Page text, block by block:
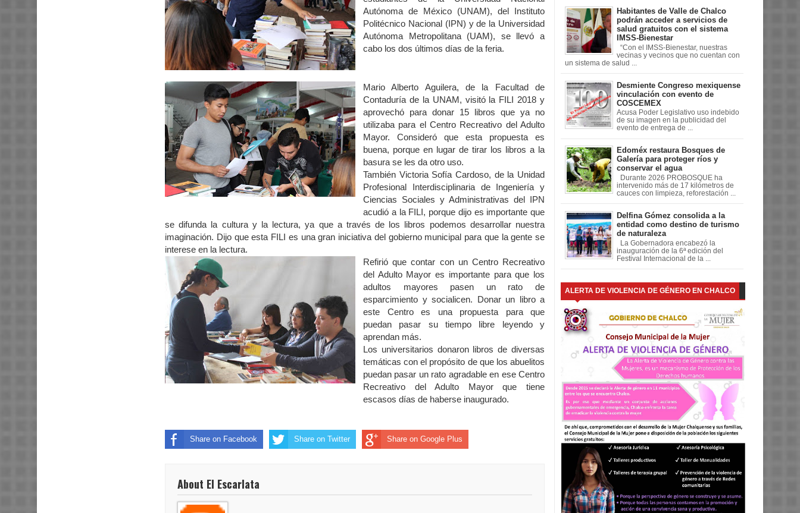
Autónoma de México (UNAM), del Instituto
Politécnico Nacional (IPN) y de la Universidad
Autónoma Metropolitana (UAM), se llevó a
cabo los dos últimos días de la feria.
Mario Alberto Aguilera, de la Facultad de
Contaduría de la UNAM, visitó la FILI 2018 y
aprovechó para donar 15 libros que ya no
utilizaba para el Centro Recreativo del Adulto
Mayor. Consideró que esta propuesta es
buena, porque en lugar de tirar los libros a la
basura se les da otro uso.
También Victoria Sofía Cardoso, de la Unidad
Profesional Interdisciplinaria de Ingeniería y
Ciencias Sociales y Administrativas del IPN
acudió a la FILI, porque dijo es importante que
se difunda la cultura y la lectura, ya que a través de los libros podemos desarrollar nuestra
imaginación. Dijo que esta FILI es una gran iniciativa del gobierno municipal para que la gente se
interese en la lectura.
Refirió que contar con un Centro Recreativo
del Adulto Mayor es importante para que los
adultos mayores pasen un rato de
esparcimiento y socialicen. Donar un libro a
este Centro es una propuesta para que
puedan pasar su tiempo libre leyendo y
aprendan más.
Los universitarios donaron libros de diversas
temáticas con el propósito de que los abuelitos
puedan pasar un rato agradable en ese Centro
Recreativo del Adulto Mayor que tiene
escasos días de haberse inaugurado.
Share on Facebook Share on Twitter Share on Google Plus
About El Escarlata
Habitantes de Valle de Chalco
podrán acceder a servicios de
salud gratuitos con el sistema
IMSS-Bienestar
“Con el IMSS-Bienestar, nuestras
vecinas y vecinos que no cuentan con
un sistema de salud ...
Desmiente Congreso mexiquense
vinculación con evento de
COSCEMEX
Acusa Poder Legislativo uso indebido
de su imagen en la publicidad del
evento de entrega de ...
Edoméx restaura Bosques de
Galería para proteger ríos y
conservar el agua
Durante 2026 PROBOSQUE ha
intervenido más de 17 kilómetros de
cauces con limpieza, reforestación ...
Delfina Gómez consolida a la
entidad como destino de turismo
de naturaleza
La Gobernadora encabezó la
inauguración de la 6ª edición del
Festival Internacional de la ...
ALERTA DE VIOLENCIA DE GÉNERO EN CHALCO